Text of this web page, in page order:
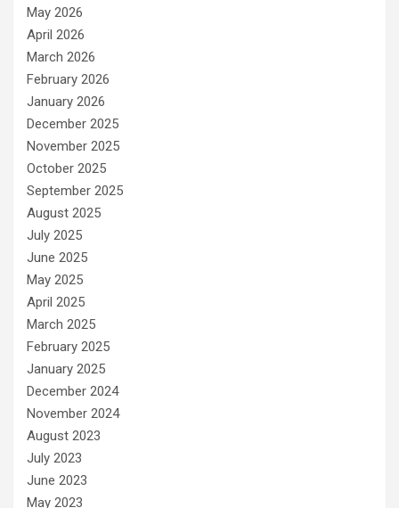
May 2026
April 2026
March 2026
February 2026
January 2026
December 2025
November 2025
October 2025
September 2025
August 2025
July 2025
June 2025
May 2025
April 2025
March 2025
February 2025
January 2025
December 2024
November 2024
August 2023
July 2023
June 2023
May 2023